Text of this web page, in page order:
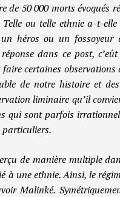
de 50 000 morts évoqués
ou telle ethnie a-t-
héros ou un
dans ce post,
certaines
de notre histoire et
liminaire qu’il
qui sont parfois
particuliers.
de manière multiple
à une ethnie. Ainsi, le
Malinké.